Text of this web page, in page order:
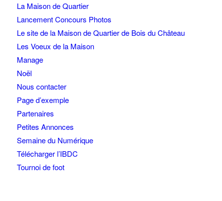
La Maison de Quartier
Lancement Concours Photos
Le site de la Maison de Quartier de Bois du Château
Les Voeux de la Maison
Manage
Noël
Nous contacter
Page d’exemple
Partenaires
Petites Annonces
Semaine du Numérique
Télécharger l’IBDC
Tournoi de foot